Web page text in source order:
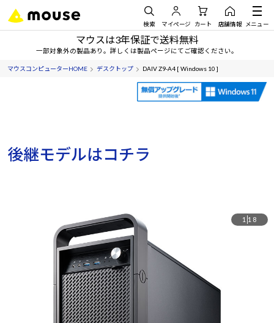
検索 マイページ カート 店舗情報 メニュー
マウスは3年保証で送料無料
一部対象外の製品あり。詳しくは製品ページにてご確認ください。
マウスコンピューターHOME デスクトップ DAIV Z9-A4 [ Windows 10 ]
後継モデルはコチラ
1 18